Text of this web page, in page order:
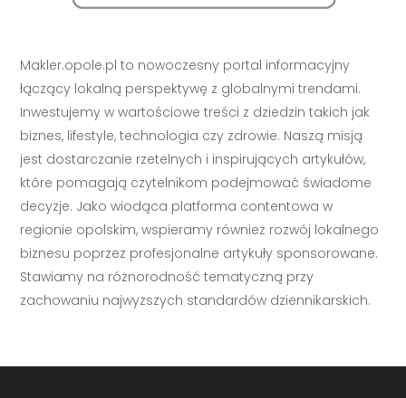
Makler.opole.pl to nowoczesny portal informacyjny
łączący lokalną perspektywę z globalnymi trendami.
Inwestujemy w wartościowe treści z dziedzin takich jak
biznes, lifestyle, technologia czy zdrowie. Naszą misją
jest dostarczanie rzetelnych i inspirujących artykułów,
które pomagają czytelnikom podejmować świadome
decyzje. Jako wiodąca platforma contentowa w
regionie opolskim, wspieramy również rozwój lokalnego
biznesu poprzez profesjonalne artykuły sponsorowane.
Stawiamy na różnorodność tematyczną przy
zachowaniu najwyższych standardów dziennikarskich.